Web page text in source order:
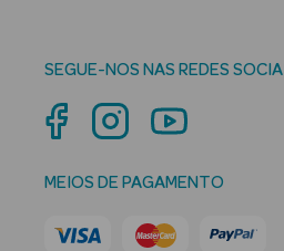
SEGUE-NOS NAS REDES
MEIOS DE PAGAMENTO